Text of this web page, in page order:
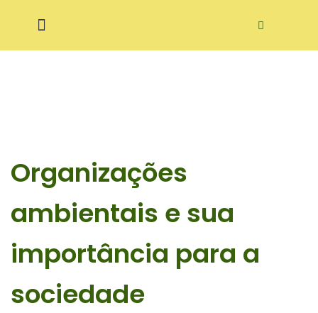
para
Organizações
ambientais e sua
importância para a
sociedade